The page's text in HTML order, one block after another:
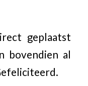
geplaatst
bovendien al